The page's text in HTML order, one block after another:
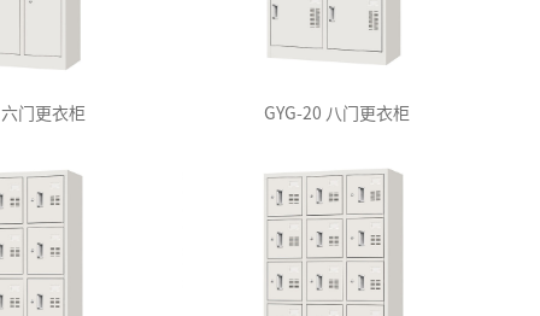
门更衣柜 GYG-20 八门更衣柜